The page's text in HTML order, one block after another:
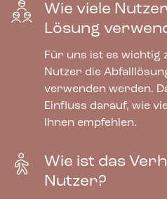
Wie viele
Lösung
Für uns ist es wichtig
Nutzer die
verwenden werden.
Einfluss darauf, wie
Ihnen empfehlen.
Wie ist das
Nutzer?